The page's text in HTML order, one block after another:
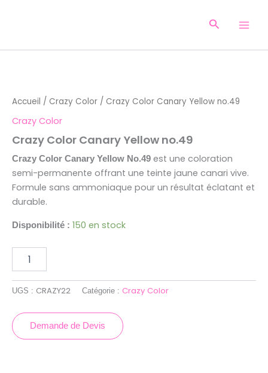
Accueil / Crazy Color / Crazy Color Canary Yellow no.49
Crazy Color
Crazy Color Canary Yellow no.49
Crazy Color Canary Yellow No.49 est une coloration
semi-permanente offrant une teinte jaune canari vive.
Formule sans ammoniaque pour un résultat éclatant et
durable.
Disponibilité : 150 en stock
Color
Canary
Yellow
no.49
UGS : CRAZY22 Catégorie : Crazy Color
Demande de Devis